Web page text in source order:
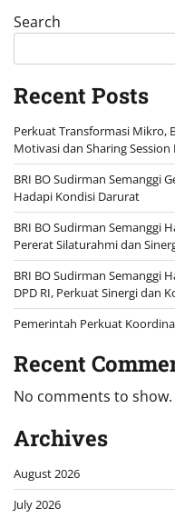
Search
Recent Posts
Perkuat Transformasi Mikro,
Motivasi dan Sharing
BRI BO Sudirman Semanggi
Hadapi Kondisi Darurat
BRI BO Sudirman Semanggi
Pererat Silaturahmi dan
BRI BO Sudirman Semanggi
DPD RI, Perkuat Sinergi dan
Pemerintah Perkuat
Recent
No comments to show.
Archives
August 2026
July 2026